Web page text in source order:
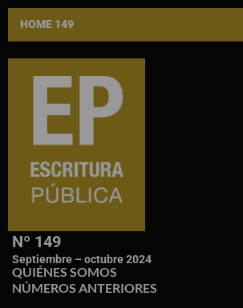
HOME 149
Nº 149
Septiembre – octubre 2024
QUIÉNES SOMOS
NÚMEROS ANTERIORES